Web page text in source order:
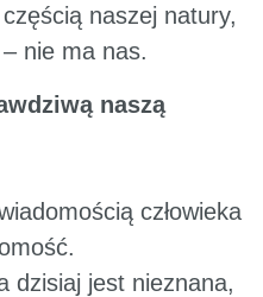
naszej natury,
nie ma nas.
naszą
człowieka
dzisiaj jest nieznana,